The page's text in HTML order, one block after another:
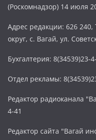
(Роскомнадзор) 14 июля
Адрес редакции: 626 240,
округ, с. Вагай, ул.
Бухгалтерия: 8(34539)23-
Отдел рекламы:
Редактор радиоканала
4-41
Редактор сайта "Вагай